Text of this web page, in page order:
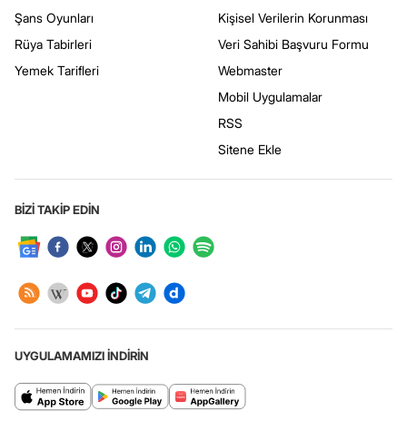
Şans Oyunları
Rüya Tabirleri
Yemek Tarifleri
Kişisel Verilerin Korunması
Veri Sahibi Başvuru Formu
Webmaster
Mobil Uygulamalar
RSS
Sitene Ekle
BİZİ TAKİP EDİN
UYGULAMAMIZI İNDİRİN